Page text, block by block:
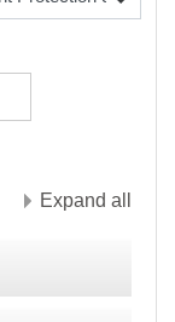
Expand all